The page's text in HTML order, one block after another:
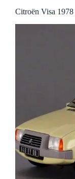
Citroën Visa